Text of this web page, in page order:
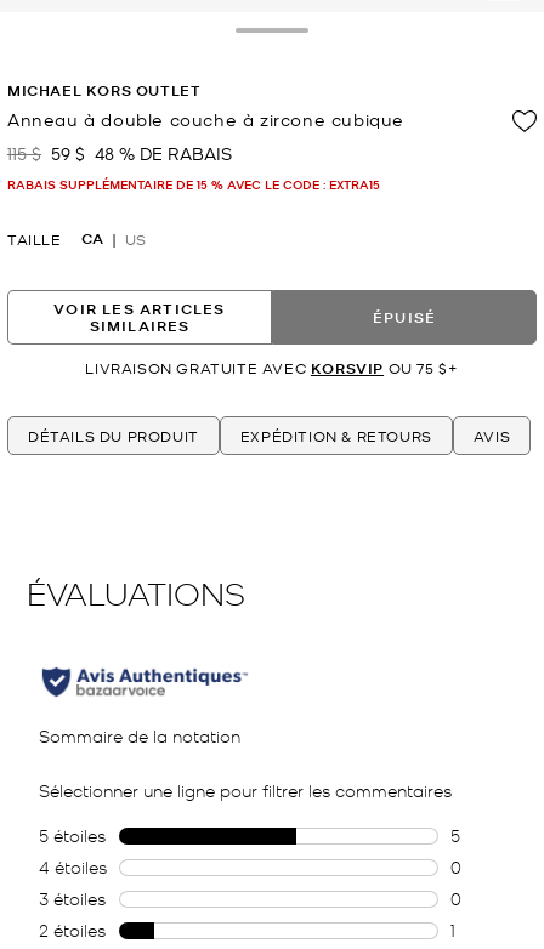
MICHAEL KORS OUTLET
Anneau à double couche à zircone cubique
était
115 $ maintenant
59 $ 48 % DE RABAIS
RABAIS SUPPLÉMENTAIRE DE 15 % AVEC LE CODE : EXTRA15
TAILLE CA US
VOIR LES ARTICLES
SIMILAIRES
ÉPUISÉ
LIVRAISON GRATUITE AVEC KORSVIP OU 75 $+
DÉTAILS DU PRODUIT EXPÉDITION & RETOURS AVIS